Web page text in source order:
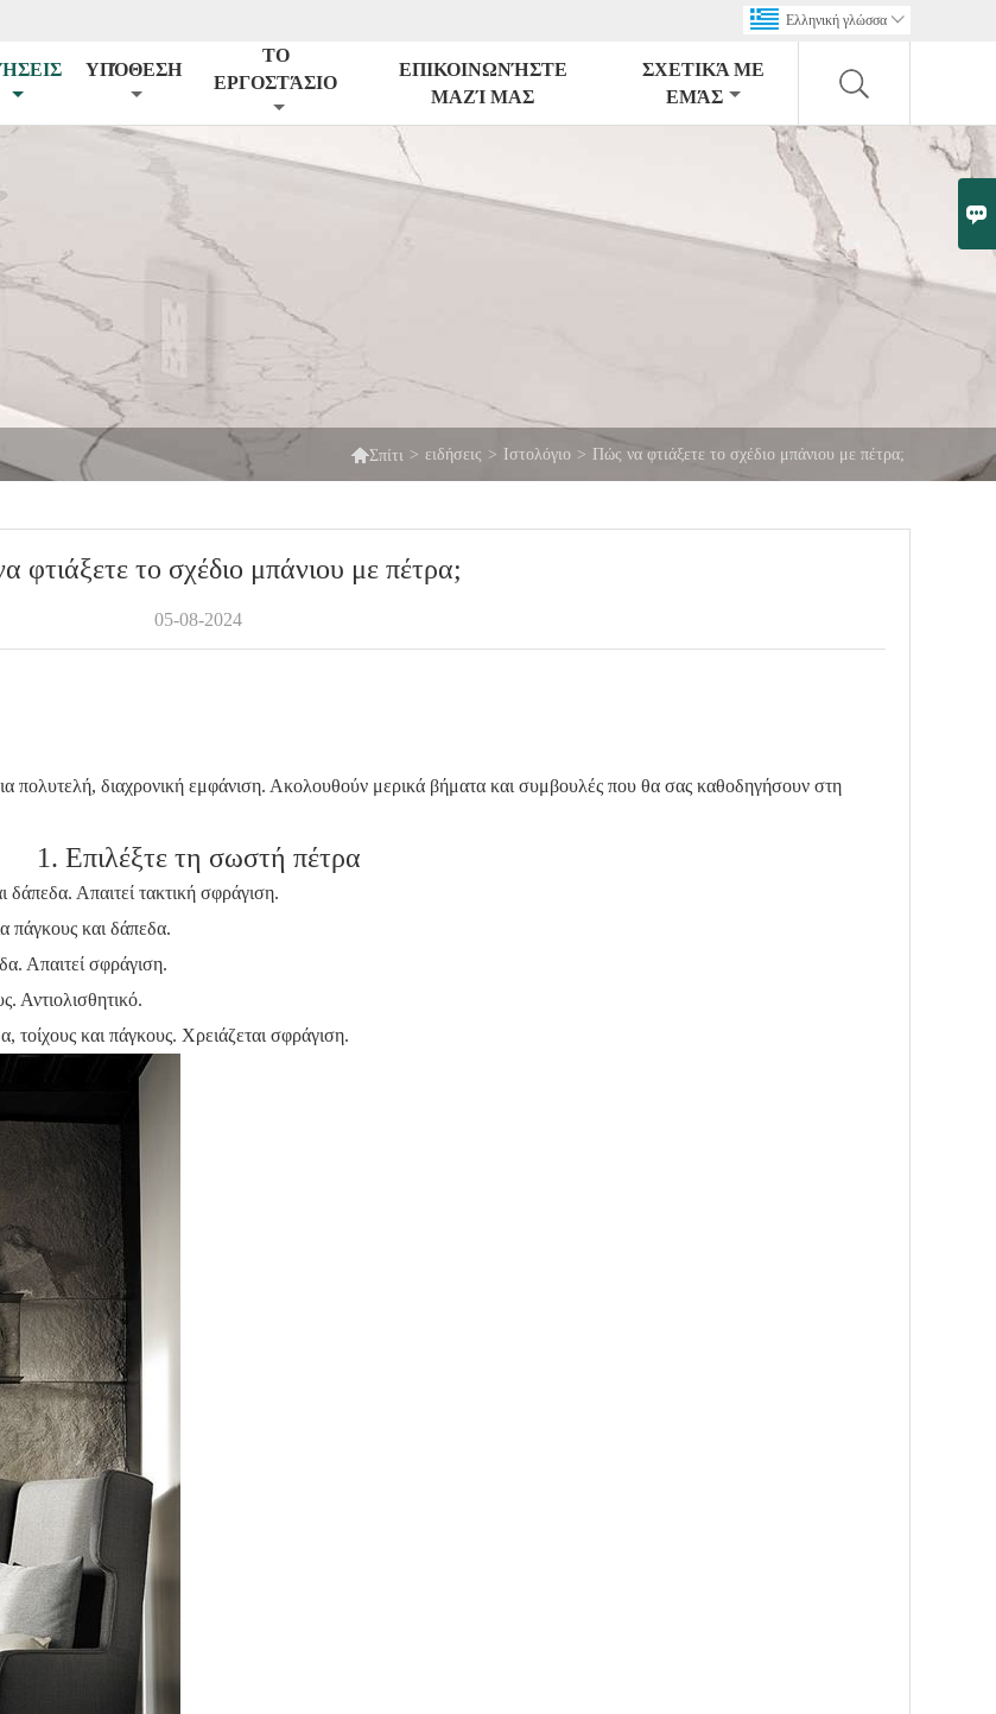

Ελληνική γλώσσα 
ΥΠΌΘΕΣΗ
ΤΟ
ΕΡΓΟΣΤΆΣΙΟ
ΕΠΙΚΟΙΝΩΝΉΣΤΕ
ΜΑΖΊ ΜΑΣ
ΣΧΕΤΙΚΆ ΜΕ
ΕΜΆΣ
Σπίτι > ειδήσεις > Ιστολόγιο > Πώς να φτιάξετε το σχέδιο μπάνιου με πέτρα;
φτιάξετε το σχέδιο μπάνιου με πέτρα;
05-08-2024
πολυτελή, διαχρονική εμφάνιση. Ακολουθούν μερικά βήματα και συμβουλές που θα σας καθοδηγήσουν στη
1. Επιλέξτε τη σωστή πέτρα
δάπεδα. Απαιτεί τακτική σφράγιση.
πάγκους και δάπεδα.
Απαιτεί σφράγιση.
Αντιολισθητικό.
τοίχους και πάγκους. Χρειάζεται σφράγιση.